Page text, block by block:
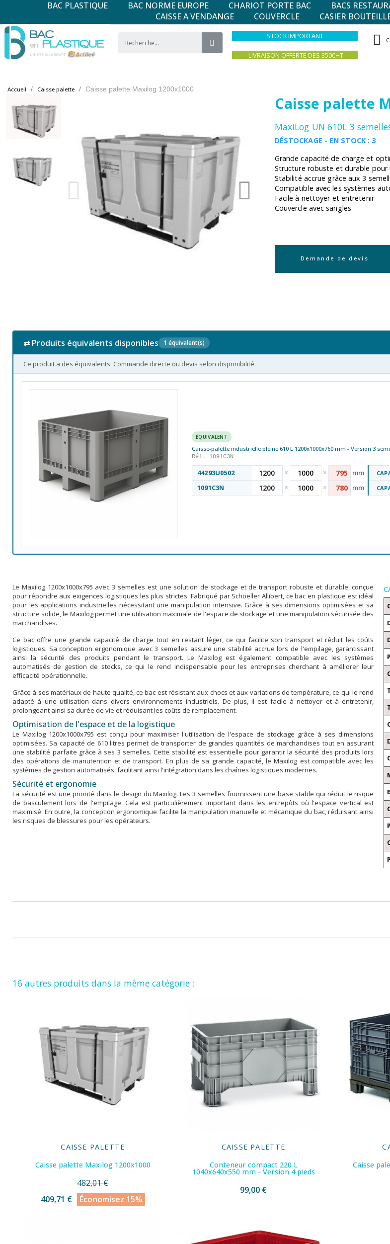
BAC PLASTIQUE BAC NORME EUROPE CHARIOT PORTE BAC BACS
CAISSE A VENDANGE
COUVERCLE CASIER
STOCK IMPORTANT
LIVRAISON OFFERTE DES 350€HT
Accueil Caisse palette Caisse palette Maxilog 1200x1000
Caisse palette
MaxiLog UN 610L 3
DÉSTOCKAGE - EN STOCK : 3
Grande capacité de charge et
Structure robuste et durable pour
Stabilité accrue grâce aux 3
Compatible avec les systèmes
Facile à nettoyer et entretenir
Couvercle avec sangles
Demande de devis
⇄ Produits équivalents disponibles 1 équivalent(s)
Ce produit a des équivalents. Commande directe ou devis selon disponibilité.
ÉQUIVALENT
Caisse-palette industrielle pleine 610 L 1200x1000x760 mm - Version 3
Réf. 1091C3N
44293U0502 1200 × 1000 × 795 mm
1091C3N 1200 × 1000 × 780 mm
Le Maxilog 1200x1000x795 avec 3 semelles est une solution de stockage et de transport robuste et durable, conçue
pour répondre aux exigences logistiques les plus strictes. Fabriqué par Schoeller Allibert, ce bac en plastique est idéal
pour les applications industrielles nécessitant une manipulation intensive. Grâce à ses dimensions optimisées et sa
structure solide, le Maxilog permet une utilisation maximale de l'espace de stockage et une manipulation sécurisée des
marchandises.
Ce bac offre une grande capacité de charge tout en restant léger, ce qui facilite son transport et réduit les coûts
logistiques. Sa conception ergonomique avec 3 semelles assure une stabilité accrue lors de l'empilage, garantissant
ainsi la sécurité des produits pendant le transport. Le Maxilog est également compatible avec les systèmes
automatisés de gestion de stocks, ce qui le rend indispensable pour les entreprises cherchant à améliorer leur
efficacité opérationnelle.
Grâce à ses matériaux de haute qualité, ce bac est résistant aux chocs et aux variations de température, ce qui le rend
adapté à une utilisation dans divers environnements industriels. De plus, il est facile à nettoyer et à entretenir,
prolongeant ainsi sa durée de vie et réduisant les coûts de remplacement.
Optimisation de l'espace et de la logistique
Le Maxilog 1200x1000x795 est conçu pour maximiser l'utilisation de l'espace de stockage grâce à ses dimensions
optimisées. Sa capacité de 610 litres permet de transporter de grandes quantités de marchandises tout en assurant
une stabilité parfaite grâce à ses 3 semelles. Cette stabilité est essentielle pour garantir la sécurité des produits lors
des opérations de manutention et de transport. En plus de sa grande capacité, le Maxilog est compatible avec les
systèmes de gestion automatisés, facilitant ainsi l'intégration dans les chaînes logistiques modernes.
Sécurité et ergonomie
La sécurité est une priorité dans le design du Maxilog. Les 3 semelles fournissent une base stable qui réduit le risque
de basculement lors de l'empilage. Cela est particulièrement important dans les entrepôts où l'espace vertical est
maximisé. En outre, la conception ergonomique facilite la manipulation manuelle et mécanique du bac, réduisant ainsi
les risques de blessures pour les opérateurs.
16 autres produits dans la même catégorie :
CAISSE PALETTE
Caisse palette Maxilog 1200x1000
482,01 €
409,71 €
Économisez 15%
CAISSE PALETTE
Conteneur compact 220 L
1040x640x550 mm - Version 4 pieds
99,00 €
Caisse